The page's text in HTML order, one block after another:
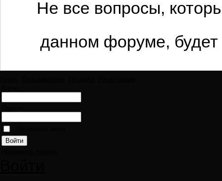
Не все вопросы,
данном форуме,